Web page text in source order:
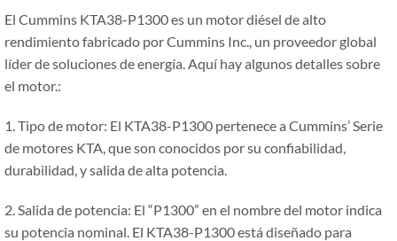
El Cummins KTA38-P1300 es un motor diésel de alto
rendimiento fabricado por Cummins Inc., un proveedor global
líder de soluciones de energía. Aquí hay algunos detalles sobre
el motor.:
1. Tipo de motor: El KTA38-P1300 pertenece a Cummins’ Serie
de motores KTA, que son conocidos por su confiabilidad,
durabilidad, y salida de alta potencia.
2. Salida de potencia: El “P1300” en el nombre del motor indica
su potencia nominal. El KTA38-P1300 está diseñado para